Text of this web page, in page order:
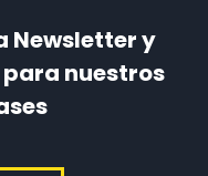
Newsletter y
nuestros